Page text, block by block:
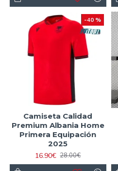
-40 %
Camiseta Calidad
Premium Albania Home
Primera Equipación
2025
16.90€ 28.00€